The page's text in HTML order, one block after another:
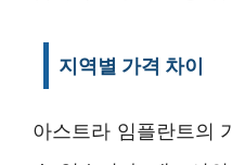
지역별 가격 차이
아스트라 임플란트의